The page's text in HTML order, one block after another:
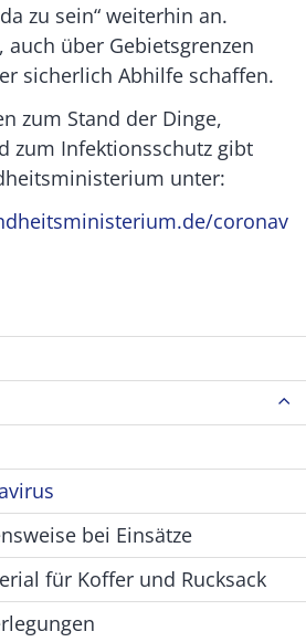
zu sein“ weiterhin an.
auch über Gebietsgrenzen
sicherlich Abhilfe schaffen.
zum Stand der Dinge,
zum Infektionsschutz gibt
unter:
coronav
bei Einsätze
für Koffer und Rucksack